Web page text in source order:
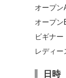
オープ
オープ
ビギナ
レディ
日時